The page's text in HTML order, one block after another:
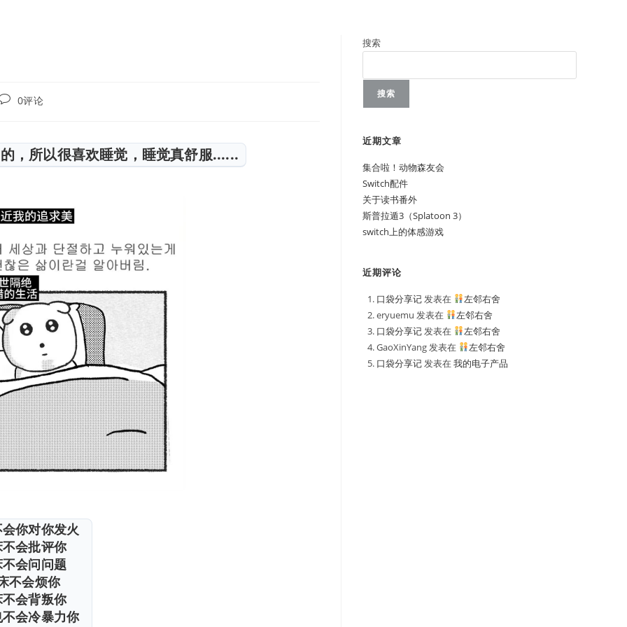
0评论
，所以很喜欢睡觉，睡觉真舒服......
你对你发火
会批评你
会问问题
不会烦你
会背叛你
会冷暴力你
搜索
搜索
近期文章
集合啦！动物森友会
Switch配件
关于读书番外
斯普拉遁3（Splatoon 3）
switch上的体感游戏
近期评论
口袋分享记发表在
左邻右舍
eryuemu 发表在
左邻右舍
口袋分享记发表在
左邻右舍
GaoXinYang发表在
左邻右舍
口袋分享记发表在我的电子产品